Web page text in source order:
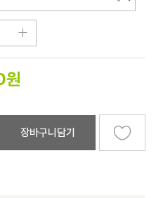
원
장바구니담기